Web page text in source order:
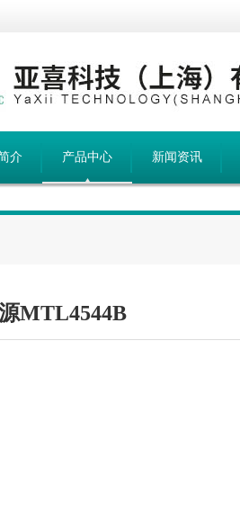
介 产品中心 新闻资讯
MTL4544B